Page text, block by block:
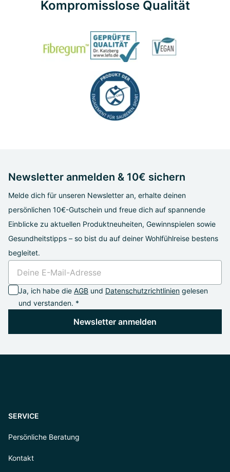
Kompromisslose Qualität
Newsletter anmelden & 10€ sichern
Melde dich für unseren Newsletter an, erhalte deinen
persönlichen 10€-Gutschein und freue dich auf spannende
Einblicke zu aktuellen Produktneuheiten, Gewinnspielen sowie
Gesundheitstipps – so bist du auf deiner Wohlfühlreise bestens
begleitet.
Ja, ich habe die AGB und Datenschutzrichtlinien gelesen
und verstanden. *
Newsletter anmelden
SERVICE
Persönliche Beratung
Kontakt